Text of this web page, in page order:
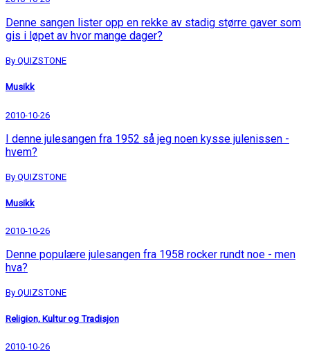
Denne sangen lister opp en rekke av stadig større gaver som
gis i løpet av hvor mange dager?
By QUIZSTONE
Musikk
2010-10-26
I denne julesangen fra 1952 så jeg noen kysse julenissen -
hvem?
By QUIZSTONE
Musikk
2010-10-26
Denne populære julesangen fra 1958 rocker rundt noe - men
hva?
By QUIZSTONE
Religion, Kultur og Tradisjon
2010-10-26